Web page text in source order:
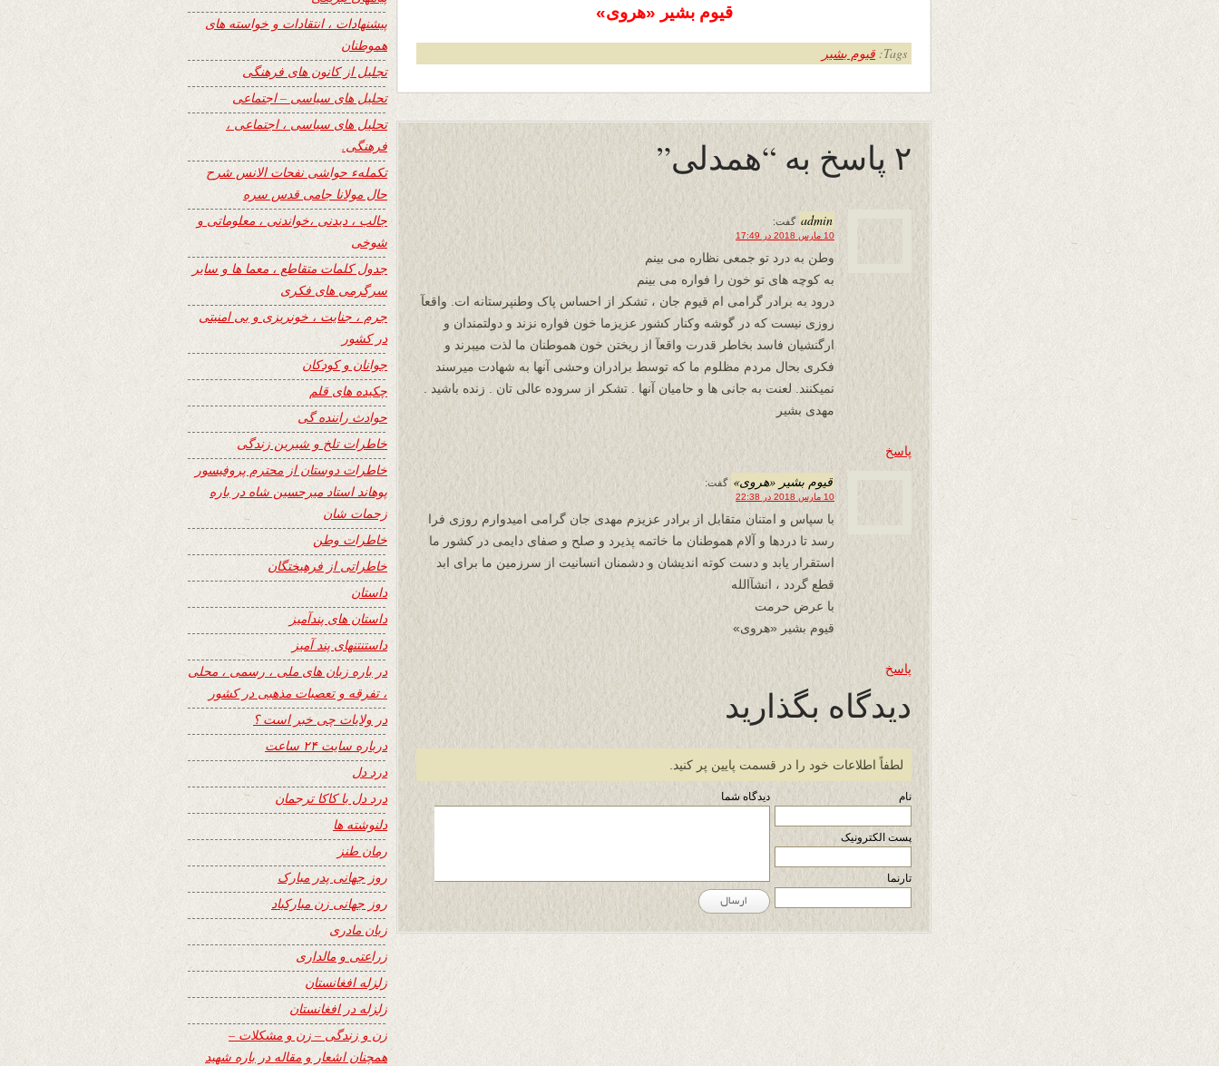
قیوم بشیر «هروی»
Tags: قیوم بشیر
۲ پاسخ به “همدلی”
admin گفت:
10 مارس 2018 در 17:49
وطن به درد تو جمعی نظاره می بینم
به کوچه های تو خون را فواره می بینم
درود به برادر گرامی ام قیوم جان ، تشکر از احساس پاک وطنپرستانه ات. واقعآ
روزی نیست که در گوشه وکنار کشور عزیزما خون فواره نزند و دولتمندان و
ارگنشیان فاسد بخاطر قدرت واقعآ از ریختن خون هموطنان ما لذت میبرند و
فکری بحال مردم مظلوم ما که توسط برادران وحشی آنها به شهادت میرسند
نمیکنند. لعنت به جانی ها و حامیان آنها . تشکر از سروده عالی تان . زنده باشید .
مهدی بشیر
پاسخ
قیوم بشیر «هروی» گفت:
10 مارس 2018 در 22:38
با سپاس و امتنان متقابل از برادر عزیزم مهدی جان گرامی امیدوارم روزی فرا
رسد تا دردها و آلام هموطنان ما خاتمه پذیرد و صلح و صفای دایمی در کشور ما
استقرار یابد و دست کوته اندیشان و دشمنان انسانیت از سرزمین ما برای ابد
قطع گردد ، انشآالله
با عرض حرمت
قیوم بشیر «هروی»
پاسخ
دیدگاه بگذارید
لطفاً اطلاعات خود را در قسمت پایین پر کنید.
نام
پست الکترونیک
تارنما
دیدگاه شما
پیشنهادات ، انتقادات و خواسته های
هموطنان
تجلیل از کانون های فرهنگی
تحلیل های سیاسی – اجتماعی
تحلیل های سیاسی ، اجتماعی ،
فرهنگی.
تکملهء حواشی نفحات الانس شرح
حال مولانا جامی قدس سره
جالب ، دیدنی ،خواندنی ، معلوماتی و
شوخی
جدول کلمات متقاطع ، معما ها و سایر
سرگرمی های فکری
جرم ، جنایت ، خونریزی و بی امنیتی
در کشور
جوانان و کودکان
چکیده های قلم
حوادث راننده گی
خاطرات تلخ و شیرین زندگی
خاطرات دوستان از محترم پروفیسور
پوهاند استاد میرحسین شاه در باره
زحمات شان
خاطرات وطن
خاطراتی از فرهیختگان
داستان
داستان های پندآمیز
داستنتنهای پند آمیز
در باره زبان های ملی ، رسمی ، محلی
، تفرقه و تعصبات مذهبی در کشور
در ولایات چی خبر است ؟
درباره سایت ۲۴ ساعت
درد دل
درد دل با کاکا ترجمان
دلنوشته ها
رمان طنز
روز جهانی پدر مبارک
روز جهانی زن مبارکباد
زبان مادری
زراعتی و مالداری
زلزله افغانستان
زلزله در افغانستان
زن و زندگی – زن و مشکلات –
همچنان اشعار و مقاله در باره شهید